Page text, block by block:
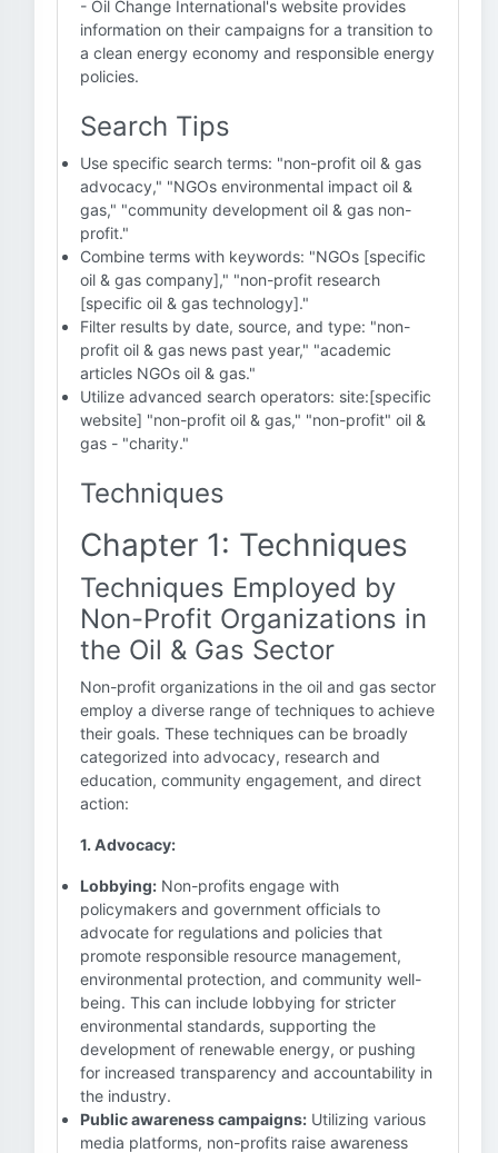
- Oil Change International's website provides
information on their campaigns for a transition to
a clean energy economy and responsible energy
policies.
Search Tips
Use specific search terms: "non-profit oil & gas
advocacy," "NGOs environmental impact oil &
gas," "community development oil & gas non-
profit."
Combine terms with keywords: "NGOs [specific
oil & gas company]," "non-profit research
[specific oil & gas technology]."
Filter results by date, source, and type: "non-
profit oil & gas news past year," "academic
articles NGOs oil & gas."
Utilize advanced search operators: site:[specific
website] "non-profit oil & gas," "non-profit" oil &
gas - "charity."
Techniques
Chapter 1: Techniques
Techniques Employed by
Non-Profit Organizations in
the Oil & Gas Sector
Non-profit organizations in the oil and gas sector
employ a diverse range of techniques to achieve
their goals. These techniques can be broadly
categorized into advocacy, research and
education, community engagement, and direct
action:
1. Advocacy:
Lobbying: Non-profits engage with
policymakers and government officials to
advocate for regulations and policies that
promote responsible resource management,
environmental protection, and community well-
being. This can include lobbying for stricter
environmental standards, supporting the
development of renewable energy, or pushing
for increased transparency and accountability in
the industry.
Public awareness campaigns: Utilizing various
media platforms, non-profits raise awareness